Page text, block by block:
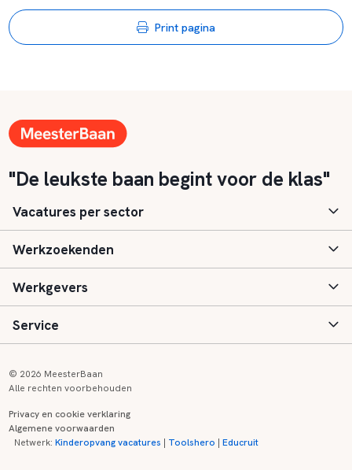
Print pagina
"De leukste baan begint voor de klas"
Vacatures per sector
Basisonderwijs
Speciaal (basis) onderwijs
Voortgezet onderwijs
Kinderopvang
Werkzoekenden
Aanmelden
Vacatures
Zij-instroom informatie
Werkgevers
Inloggen
Registreren
Service
Onderwijs links
© 2026 MeesterBaan
Alle rechten voorbehouden
Privacy en cookie verklaring
Algemene voorwaarden
Netwerk:Kinderopvang vacatures | Toolshero |Educruit